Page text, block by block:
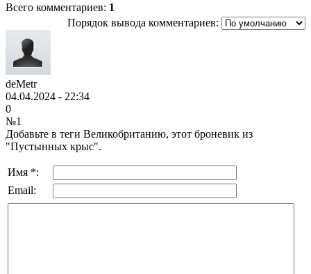
Всего комментариев: 1
Порядок вывода комментариев:
deMetr
04.04.2024 - 22:34
0
№1
Добавьте в теги Великобританию, этот броневик из
"Пустынных крыс".
Имя *:
Email: